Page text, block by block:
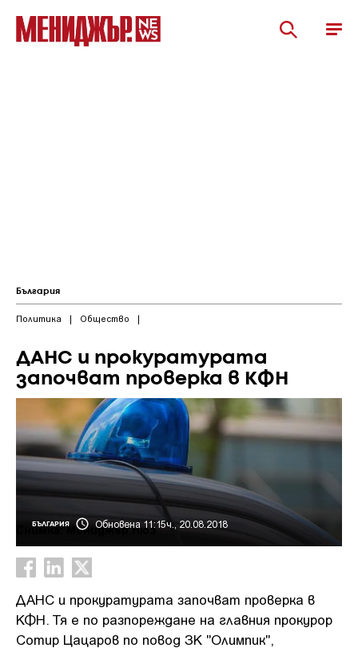
България
Политика | Общество |
ДАНС и прокуратурата
започват проверка в КФН
БЪЛГАРИЯ Обновена 11:15ч., 20.08.2018
Снимка: Мениджър Нюз
ДАНС и прокуратурата започват проверка в
КФН. Тя е по разпореждане на главния прокурор
Сотир Цацаров по повод ЗК "Олимпик",